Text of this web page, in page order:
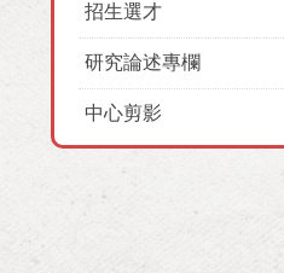
招生選才
研究論述專欄
中心剪影